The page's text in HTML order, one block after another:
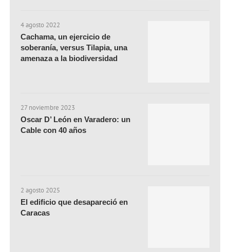
4 agosto 2022
Cachama, un ejercicio de
soberanía, versus Tilapia, una
amenaza a la biodiversidad
27 noviembre 2023
Oscar D’ León en Varadero: un
Cable con 40 años
2 agosto 2025
El edificio que desapareció en
Caracas